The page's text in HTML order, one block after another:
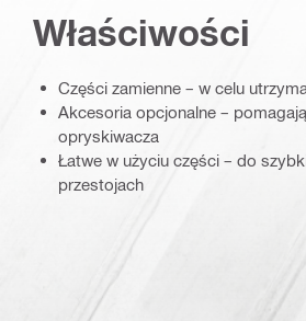
Właściwości
Części zamienne – w celu
Akcesoria opcjonalne –
opryskiwacza
Łatwe w użyciu części – do
przestojach